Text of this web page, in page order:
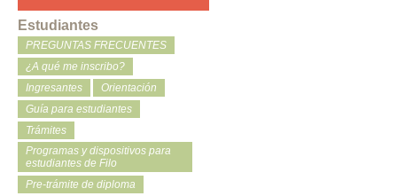
Estudiantes
PREGUNTAS FRECUENTES
¿A qué me inscribo?
Ingresantes
Orientación
Guía para estudiantes
Trámites
Programas y dispositivos para
estudiantes de Filo
Pre-trámite de diploma